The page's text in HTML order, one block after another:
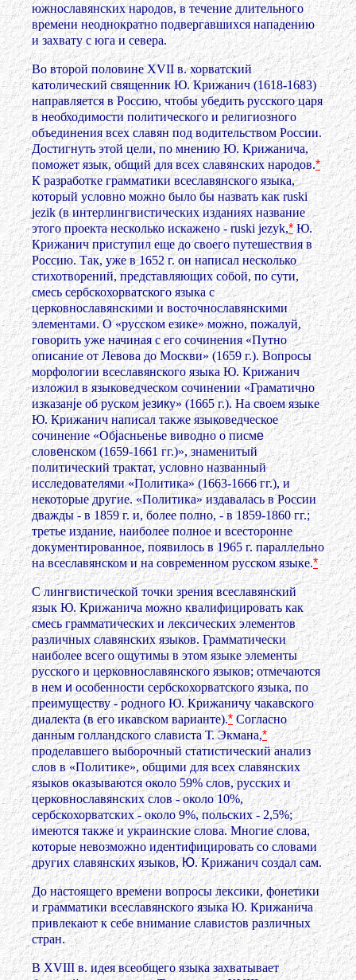
южнославянских народов, в течение длительного
времени неоднократно подвергавшихся нападению
и захвату с юга и севера.
Во второй половине XVII в. хорватский
католический священник Ю. Крижанич (1618-1683)
направляется в Россию, чтобы убедить русского царя
в необходимости политического и религиозного
объединения всех славян под водительством России.
Достигнуть этой цели, по мнению Ю. Крижанича,
поможет язык, общий для всех славянских народов.*
К разработке грамматики всеславянского языка,
который условно можно было бы назвать как ruski
jezik (в интерлингвистических изданиях название
этого проекта несколько искажено - ruski jezyk,*Ю.
Крижанич приступил еще до своего путешествия в
Россию. Так, уже в 1652 г. он написал несколько
стихотворений, представляющих собой, по сути,
смесь сербскохорватского языка с
церковнославянскими и восточнославянскими
элементами. О «русском езике» можно, пожалуй,
говорить уже начиная с его сочинения «Путно
описание от Левова до Москви» (1659 г.). Вопросы
морфологии всеславянского языка Ю. Крижанич
изложил в языковедческом сочинении «Граматично
изказанjе об руском jeзикy» (1665 г.). На своем языке
Ю. Крижанич написал также языковедческое
сочинение «Обjасньенье виводно о писме
словенском (1659-1661 гг.)», знаменитый
политический трактат, условно названный
исследователями «Политика» (1663-1666 гг.), и
некоторые другие. «Политика» издавалась в России
дважды - в 1859 г. и, более полно, - в 1859-1860 гг.;
третье издание, наиболее полное и всесторонне
документированное, появилось в 1965 г. параллельно
на всеславянском и на современном русском языке.*
С лингвистической точки зрения всеславянский
язык Ю. Крижанича можно квалифицировать как
смесь грамматических и лексических элементов
различных славянских языков. Грамматически
наиболее всего ощутимы в этом языке элементы
русского и церковнославянского языков; отмечаются
в немиособенности сербскохорватского языка, по
преимуществу - родного Ю. Крижаничу чакавского
диалекта (в его икавском варианте).*Согласно
данным голландского слависта Т. Экмана,*
проделавшего выборочный статистический анализ
слов в «Политике», общими для всех славянских
языков оказываются около 59% слов, русских и
церковнославянских слов - около 10%,
сербскохорватских - около 9%, польских - 2,5%;
имеются также и украинские слова. Многие слова,
которые невозможно идентифицировать со словами
других славянских языков,Ю. Крижанич создал сам.
До настоящего времени вопросы лексики, фонетики
и грамматики всеславянского языка Ю. Крижанича
привлекают к себе внимание славистов различных
стран.
В XVIII в. идея всеобщего языка захватывает